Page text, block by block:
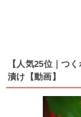
【人気25位｜つ
漬け【動画】